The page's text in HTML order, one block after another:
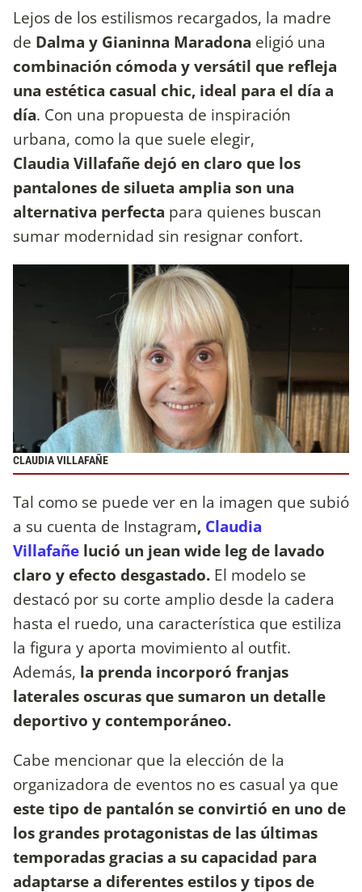
Lejos de los estilismos recargados, la madre
de Dalma y Gianinna Maradona eligió una
combinación cómoda y versátil que refleja
una estética casual chic, ideal para el día a
día. Con una propuesta de inspiración
urbana, como la que suele elegir,
Claudia Villafañe dejó en claro que los
pantalones de silueta amplia son una
alternativa perfecta para quienes buscan
sumar modernidad sin resignar confort.
CLAUDIA VILLAFAÑE
Tal como se puede ver en la imagen que subió
a su cuenta de Instagram, Claudia
Villafañe lució un jean wide leg de lavado
claro y efecto desgastado. El modelo se
destacó por su corte amplio desde la cadera
hasta el ruedo, una característica que estiliza
la figura y aporta movimiento al outfit.
Además, la prenda incorporó franjas
laterales oscuras que sumaron un detalle
deportivo y contemporáneo.
Cabe mencionar que la elección de la
organizadora de eventos no es casual ya que
este tipo de pantalón se convirtió en uno de
los grandes protagonistas de las últimas
temporadas gracias a su capacidad para
adaptarse a diferentes estilos y tipos de